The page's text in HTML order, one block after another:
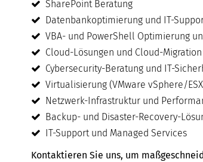
SharePoint Beratung
Datenbankoptimierung und IT-
VBA- und PowerShell Optimierung
Cloud-Lösungen und Cloud-Migration
Cybersecurity-Beratung und IT-
Virtualisierung (VMware vSphere/
Netzwerk-Infrastruktur und
Backup- und Disaster-Recovery-
IT-Support und Managed Services
Kontaktieren Sie uns, um